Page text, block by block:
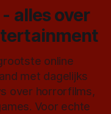
alles over
online
met dagelijks
over horrorfilms,
Voor echte